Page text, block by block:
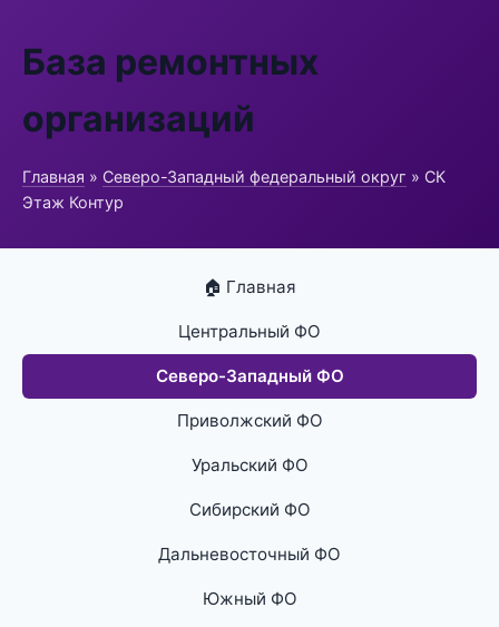
База ремонтных
организаций
Главная » Северо-Западный федеральный округ » СК
Этаж Контур
🏠 Главная
Центральный ФО
Северо-Западный ФО
Приволжский ФО
Уральский ФО
Сибирский ФО
Дальневосточный ФО
Южный ФО